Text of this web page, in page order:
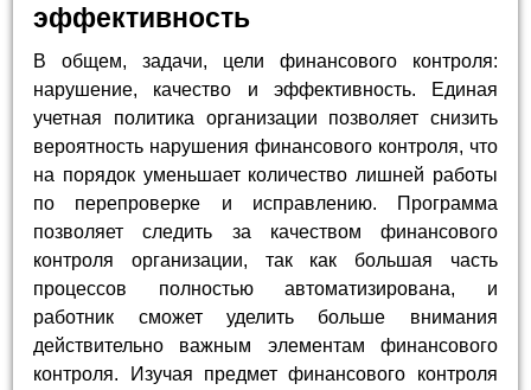
эффективность
В общем, задачи, цели финансового контроля:
нарушение, качество и эффективность. Единая
учетная политика организации позволяет снизить
вероятность нарушения финансового контроля, что
на порядок уменьшает количество лишней работы
по перепроверке и исправлению. Программа
позволяет следить за качеством финансового
контроля организации, так как большая часть
процессов полностью автоматизирована, и
работник сможет уделить больше внимания
действительно важным элементам финансового
контроля. Изучая предмет финансового контроля